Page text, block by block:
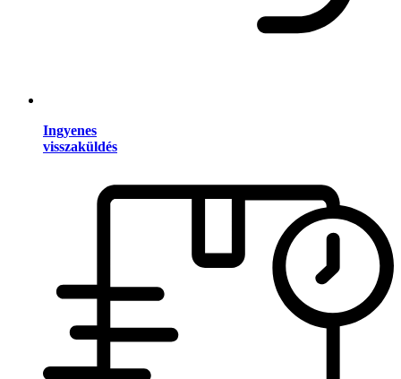
Ingyenes
visszaküldés